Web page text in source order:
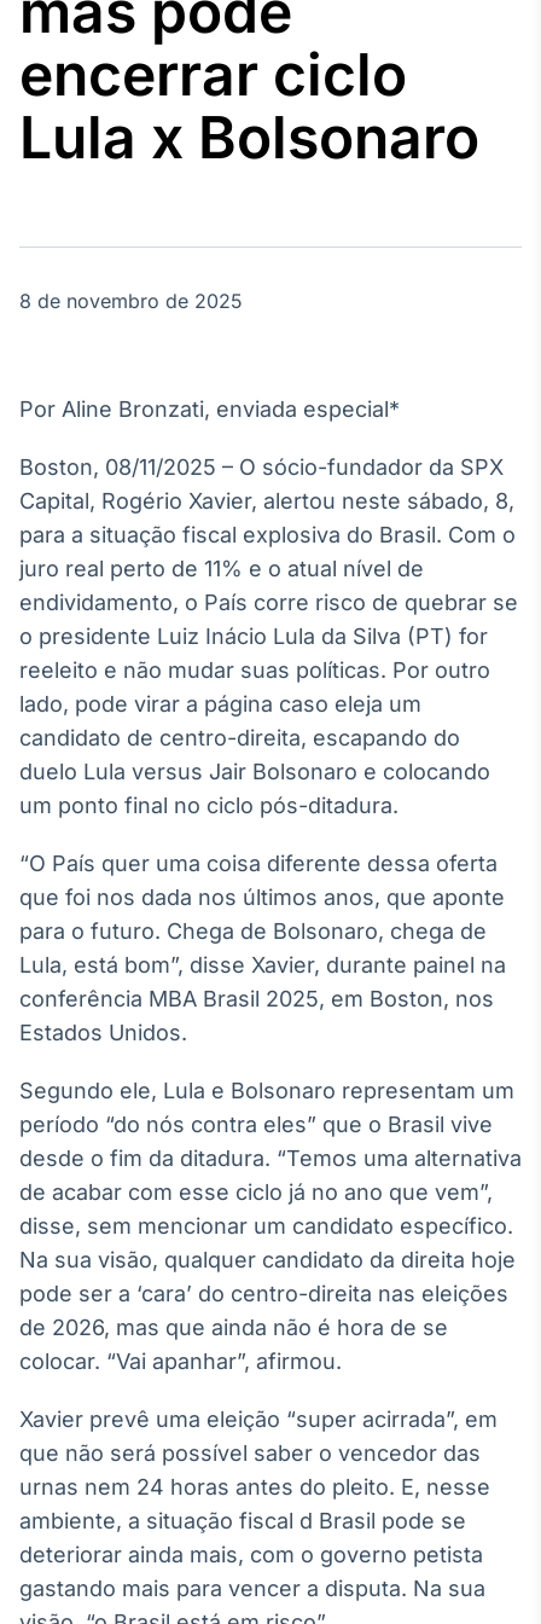
Tudo sobre o
agronegócio
O setor de
no Brasil
Broadcast
White Label
Plataforma para
conteúdos
personalizados
Soluções de Dados
e Conteúdos
Broadcast
OTC
Plataforma para
negociação de
Datafeed
APIs para
integração de
Broadcast
Ticker
Cotações e
headlines de
notícias
Widgets
Componentes
para conteúdos e
Broadcast
Wallboard
Conteúdos e
displays e telas
encerrar ciclo
Lula x Bolsonaro
8 de novembro de 2025
Por Aline Bronzati, enviada especial*
Boston, 08/11/2025 – O sócio-fundador da SPX
Capital, Rogério Xavier, alertou neste sábado, 8,
para a situação fiscal explosiva do Brasil. Com o
juro real perto de 11% e o atual nível de
endividamento, o País corre risco de quebrar se
o presidente Luiz Inácio Lula da Silva (PT) for
reeleito e não mudar suas políticas. Por outro
lado, pode virar a página caso eleja um
candidato de centro-direita, escapando do
duelo Lula versus Jair Bolsonaro e colocando
um ponto final no ciclo pós-ditadura.
“O País quer uma coisa diferente dessa oferta
que foi nos dada nos últimos anos, que aponte
para o futuro. Chega de Bolsonaro, chega de
Lula, está bom”, disse Xavier, durante painel na
conferência MBA Brasil 2025, em Boston, nos
Estados Unidos.
Segundo ele, Lula e Bolsonaro representam um
período “do nós contra eles” que o Brasil vive
desde o fim da ditadura. “Temos uma alternativa
de acabar com esse ciclo já no ano que vem”,
disse, sem mencionar um candidato específico.
Na sua visão, qualquer candidato da direita hoje
pode ser a ‘cara’ do centro-direita nas eleições
de 2026, mas que ainda não é hora de se
colocar. “Vai apanhar”, afirmou.
Xavier prevê uma eleição “super acirrada”, em
que não será possível saber o vencedor das
urnas nem 24 horas antes do pleito. E, nesse
ambiente, a situação fiscal d Brasil pode se
deteriorar ainda mais, com o governo petista
gastando mais para vencer a disputa. Na sua